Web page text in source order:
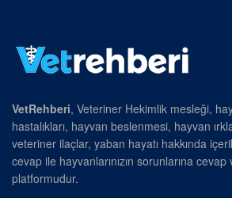
VetRehberi, Veteriner Hekimlik mesleği,
hastalıkları, hayvan beslenmesi, hayvan
veteriner ilaçlar, yaban hayatı hakkında
cevap ile hayvanlarınızın sorunlarına
platformudur.